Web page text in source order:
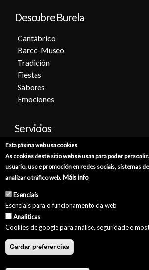
Descubre Burela
Cantábrico
Barco-Museo
Tradición
Fiestas
Sabores
Emociones
Servicios
Cita previa
Sede electrónica
Catálogo de trámites
Punto de información catastral
Punto Limpio
© Concello de Burela 2026 //
Esta páxina web usa cookies
As cookies deste sitio web se usan para poder
usuario, uso e promoción en redes sociais, sistemas
analizar o tráfico web. Máis info
Esenciais
Esenciais para o funcionamento da web
Analiticas
Cookies de google para análise, seguridade e
Gardar preferencias